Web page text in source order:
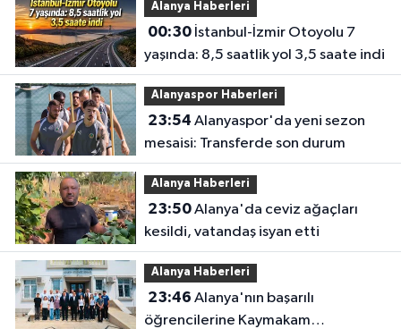
Alanya Haberleri
00:30İstanbul-İzmir Otoyolu 7
yaşında: 8,5 saatlik yol 3,5 saate indi
Alanyaspor Haberleri
23:54
mesaisi: Transferde son durum
Alanya Haberleri
23:50Alanya'da ceviz ağaçları
kesildi, vatandaş isyan etti
Alanya Haberleri
23:46
öğrencilerine Kaymakam